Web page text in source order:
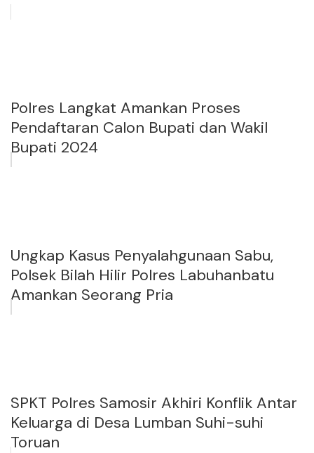
Polres Langkat Amankan Proses
Pendaftaran Calon Bupati dan Wakil
Bupati 2024
Ungkap Kasus Penyalahgunaan Sabu,
Polsek Bilah Hilir Polres Labuhanbatu
Amankan Seorang Pria
SPKT Polres Samosir Akhiri Konflik Antar
Keluarga di Desa Lumban Suhi-suhi
Toruan